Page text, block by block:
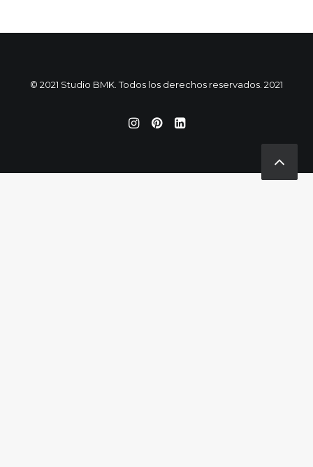
© 2021 Studio BMK. Todos los derechos reservados. 2021